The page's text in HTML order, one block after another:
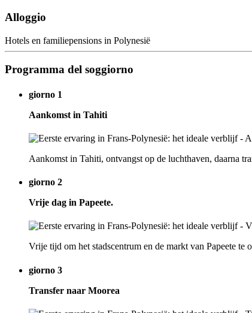
Alloggio
Hotels en familiepensions in Polynesië
Programma del soggiorno
giorno 1
Aankomst in Tahiti
Aankomst in Tahiti, ontvangst op de luchthaven, daarna
giorno 2
Vrije dag in Papeete.
Vrije tijd om het stadscentrum en de markt van Papeete te
giorno 3
Transfer naar Moorea